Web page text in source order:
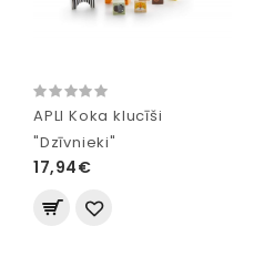
APLI Koka klucīši
"Dzīvnieki"
17,94€